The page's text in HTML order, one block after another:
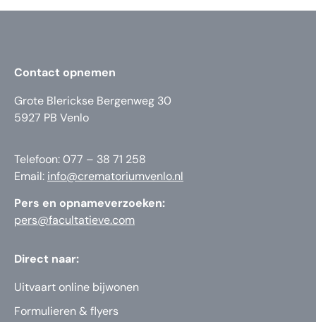
Contact opnemen
Grote Blerickse Bergenweg 30
5927 PB Venlo
Telefoon: 077 – 38 71 258
Email: info@crematoriumvenlo.nl
Pers en opnameverzoeken:
pers@facultatieve.com
Direct naar:
Uitvaart online bijwonen
Formulieren & flyers